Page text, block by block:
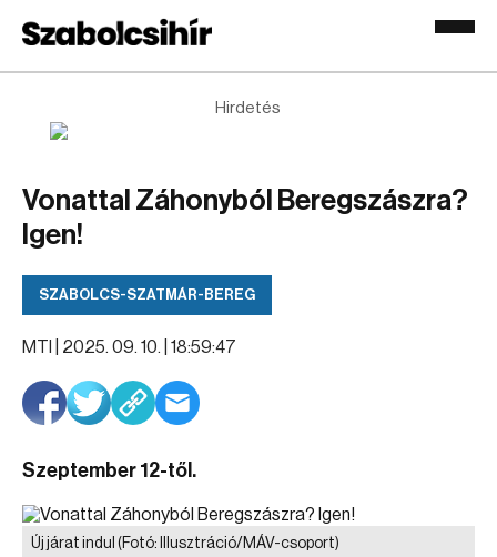
Hirdetés
Vonattal Záhonyból Beregszászra?
Igen!
SZABOLCS-SZATMÁR-BEREG
MTI | 2025. 09. 10. | 18:59:47
Szeptember 12-től.
Új járat indul (Fotó: Illusztráció/MÁV-csoport)